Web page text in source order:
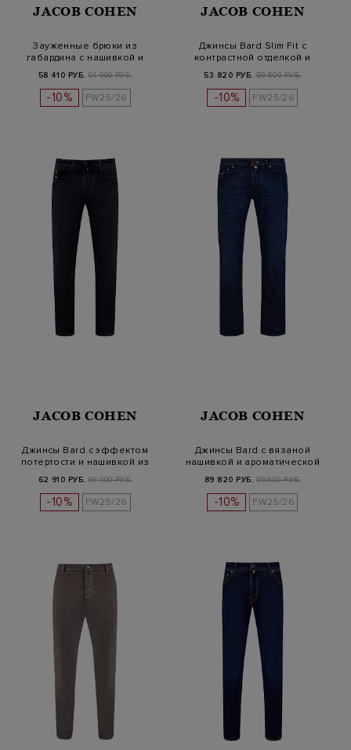
JACOB COHEN
Зауженные брюки из
габардина с нашивкой и
58 410 РУБ. 64 900 РУБ.
-10% FW25/26
JACOB COHEN
Джинсы Bard Slim Fit с
контрастной отделкой и
53 820 РУБ. 59 800 РУБ.
-10% FW25/26
JACOB COHEN
Джинсы Bard с эффектом
потертости и нашивкой из
62 910 РУБ. 69 900 РУБ.
-10% FW25/26
JACOB COHEN
Джинсы Bard с вязаной
нашивкой и ароматической
89 820 РУБ. 99 800 РУБ.
-10% FW25/26